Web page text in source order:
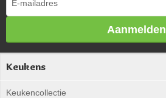
Aanmelden
Keukens
Keukencollectie